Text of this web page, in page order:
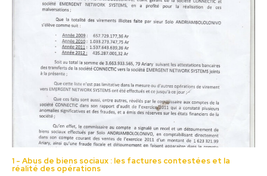
1 - Abus de biens sociaux : les factures contestées et la
réalité des opérations